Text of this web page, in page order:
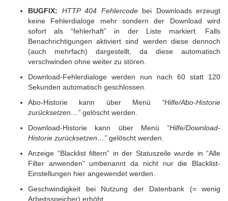
BUGFIX:
HTTP 404 Fehlercodebei Downloads erzeugt
keine Fehlerdialoge mehr sondern der Download wird
sofort als “fehlerhaft” in der Liste markiert. Falls
Benachrichtigungen aktiviert sind werden diese dennoch
(auch mehrfach) dargestellt, da diese automatisch
verschwinden ohne weiter zu stören.
Download-Fehlerdialoge werden nun nach 60 statt 120
Sekunden automatisch geschlossen.
Abo-Historie kann über Menü “Hilfe/Abo-Historie
zurücksetzen…” gelöscht werden.
Download-Historie kann über Menü “Hilfe/Download-
Historie zurücksetzen…” gelöscht werden.
Anzeige “Blacklist filtern” in der Statuszeile wurde in “Alle
Filter anwenden” umbenannt da nicht nur die Blacklist-
Einstellungen hier angewendet werden.
Geschwindigkeit bei Nutzung der Datenbank (= wenig
Arbeitsspeicher) erhöht.